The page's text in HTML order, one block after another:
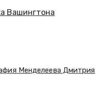
Вашингтона
Менделеева Дмитрия